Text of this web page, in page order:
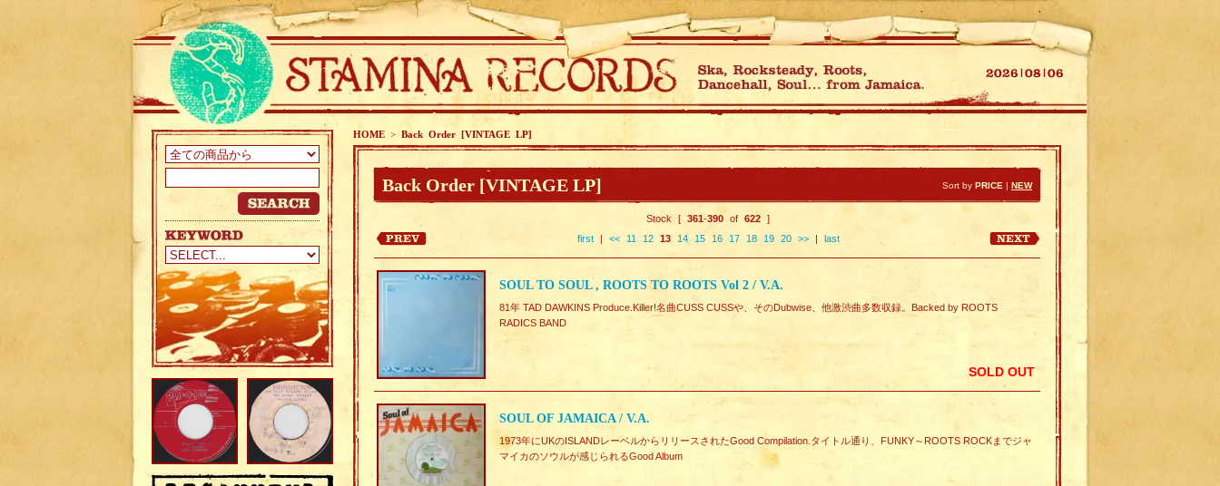
HOME > Back Order [VINTAGE LP]
Back Order [VINTAGE LP] Sort by PRICE | NEW
Stock [ 361-390 of 622 ]
first| << 11 12 13 14 15 16 17 18 19 20 >>| last
SOUL TO SOUL , ROOTS TO ROOTS Vol 2 / V.A.
81年 TAD DAWKINS Produce.Killer!名曲CUSS CUSSや、そのDubwise、他激渋曲多数収録。Backed by ROOTS
RADICS BAND
SOLD OUT
SOUL OF JAMAICA / V.A.
1973年にUKのISLANDレーベルからリリースされたGood Compilation.タイトル通り、FUNKY～ROOTS ROCKまでジャ
マイカのソウルが感じられるGood Album